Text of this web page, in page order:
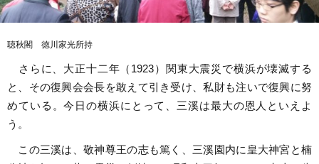
聴秋閣 徳川家光所持
さらに、大正十二年（1923）関東大震災で横浜が壊滅する
と、その復興会会長を敢えて引き受け、私財も注いで復興に努
めている。今日の横浜にとって、三溪は最大の恩人といえよ
う。
この三溪は、敬神尊王の志も篤く、三溪園内に皇大神宮と楠